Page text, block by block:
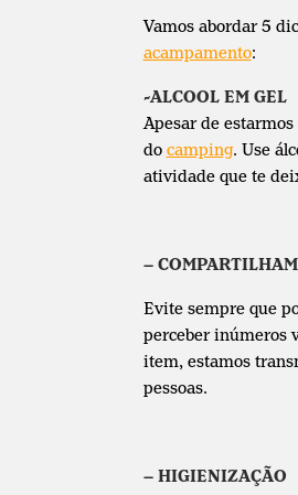
Vamos abordar 5
acampamento:
-ALCOOL EM GEL
Apesar de
do camping. Use
atividade que te
–
Evite sempre que
perceber inúmeros
item, estamos
pessoas.
– HIGIENIZAÇÃO